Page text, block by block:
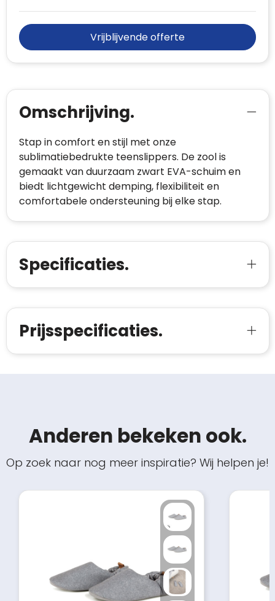
Vrijblijvende offerte
Omschrijving.
Stap in comfort en stijl met onze
sublimatiebedrukte teenslippers. De zool is
gemaakt van duurzaam zwart EVA-schuim en
biedt lichtgewicht demping, flexibiliteit en
comfortabele ondersteuning bij elke stap.
Specificaties.
Prijsspecificaties.
Anderen bekeken ook.
Op zoek naar nog meer inspiratie? Wij helpen je!